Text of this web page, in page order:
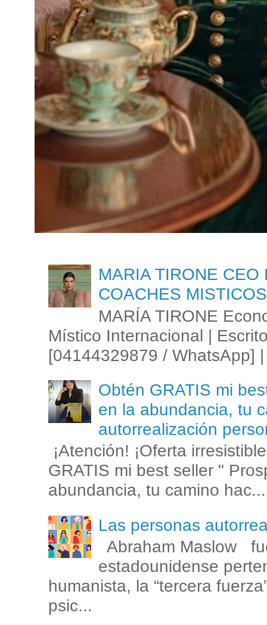
MARIA TIRONE
COACHES
MARÍA TIRONE
Místico Internacional |
[04144329879 / WhatsApp]
Obtén GRATIS mi
en la abundancia, tu
autorrealización
¡Atención! ¡Oferta
GRATIS mi best seller "
abundancia, tu camino hac...
Las personas
Abraham Maslow
estadounidense
humanista, la “tercera
psic...